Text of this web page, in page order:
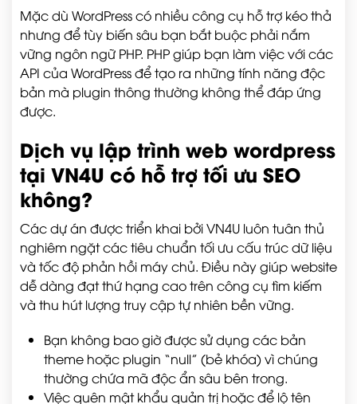
Mặc dù WordPress có nhiều công cụ hỗ trợ kéo thả
nhưng để tùy biến sâu bạn bắt buộc phải nắm
vững ngôn ngữ PHP. PHP giúp bạn làm việc với các
API của WordPress để tạo ra những tính năng độc
bản mà plugin thông thường không thể đáp ứng
được.
Dịch vụ lập trình web wordpress
tại VN4U có hỗ trợ tối ưu SEO
không?
Các dự án được triển khai bởi VN4U luôn tuân thủ
nghiêm ngặt các tiêu chuẩn tối ưu cấu trúc dữ liệu
và tốc độ phản hồi máy chủ. Điều này giúp website
dễ dàng đạt thứ hạng cao trên công cụ tìm kiếm
và thu hút lượng truy cập tự nhiên bền vững.
Bạn không bao giờ được sử dụng các bản
theme hoặc plugin “null” (bẻ khóa) vì chúng
thường chứa mã độc ẩn sâu bên trong.
Việc quên mật khẩu quản trị hoặc để lộ tên